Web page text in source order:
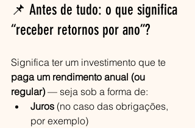
📌 Antes de tudo: o que significa
“receber retornos por ano”?
Significa ter um investimento que te
paga um rendimento anual (ou
regular) — seja sob a forma de:
Juros (no caso das obrigações,
por exemplo)